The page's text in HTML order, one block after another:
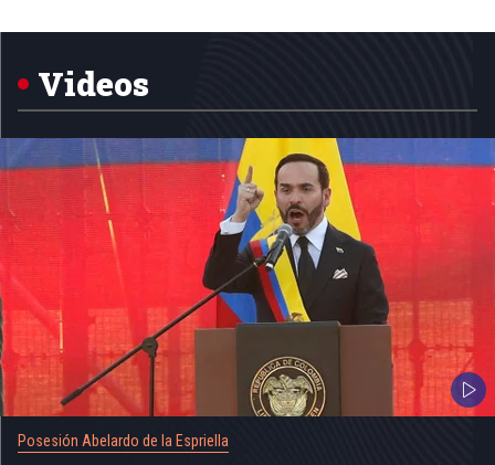
Videos
Posesión Abelardo de la Espriella